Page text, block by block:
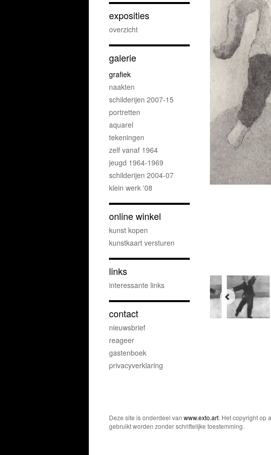
exposities
overzicht
galerie
grafiek
naakten
schilderijen 2007-15
portretten
aquarel
tekeningen
zelf vanaf 1964
jeugd 1964-1969
schilderijen 2004-07
klein werk '08
online winkel
kunst kopen
kunstkaart versturen
links
interessante links
contact
nieuwsbrief
reageer
gastenboek
privacyverklaring
Deze site is onderdeel van www.exto.art. Het copyright op
gebruikt worden zonder schriftelijke toestemming.